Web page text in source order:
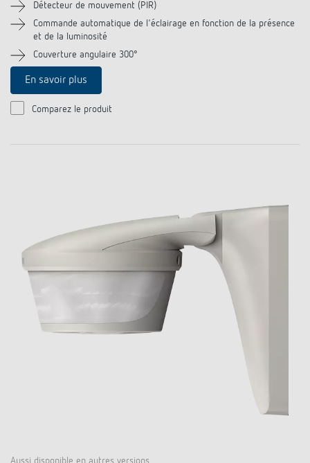
Détecteur de mouvement (PIR)
Commande automatique de l'éclairage en fonction de la présence
et de la luminosité
Couverture angulaire 300°
En savoir plus
Comparez le produit
Aussi disponible en autres versions..